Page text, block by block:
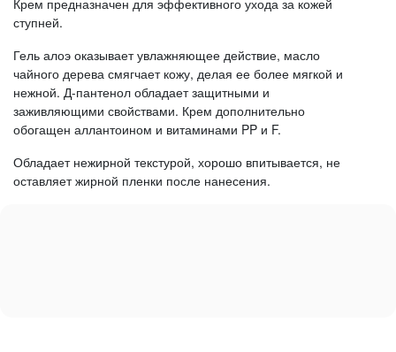
Крем предназначен для эффективного ухода за кожей
ступней.
Гель алоэ оказывает увлажняющее действие, масло
чайного дерева смягчает кожу, делая ее более мягкой и
нежной. Д-пантенол обладает защитными и
заживляющими свойствами. Крем дополнительно
обогащен аллантоином и витаминами PP и F.
Обладает нежирной текстурой, хорошо впитывается, не
оставляет жирной пленки после нанесения.